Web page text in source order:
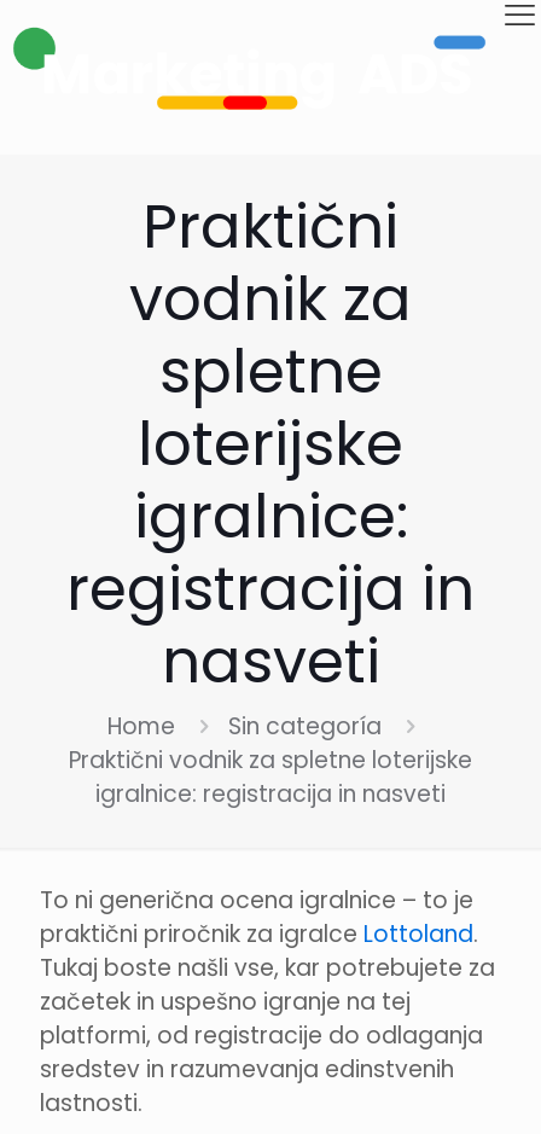
Praktični
vodnik za
spletne
loterijske
igralnice:
registracija in
nasveti
Home
Sin categoría
Praktični vodnik za spletne loterijske
igralnice: registracija in nasveti
To ni generična ocena igralnice – to je
praktični priročnik za igralce Lottoland.
Tukaj boste našli vse, kar potrebujete za
začetek in uspešno igranje na tej
platformi, od registracije do odlaganja
sredstev in razumevanja edinstvenih
lastnosti.